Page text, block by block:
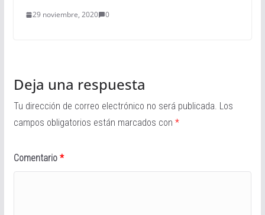
29 noviembre, 2020 0
Deja una respuesta
Tu dirección de correo electrónico no será publicada. Los
campos obligatorios están marcados con *
Comentario *